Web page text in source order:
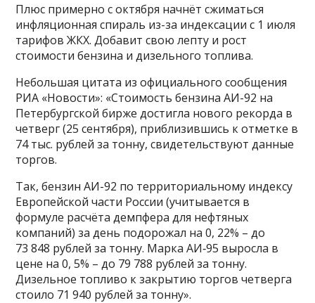
Плюс примерно с октября начнёт сжиматься
инфляционная спираль из-за индексации с 1 июля
тарифов ЖКХ. Добавит свою лепту и рост
стоимости бензина и дизельного топлива.
Небольшая цитата из официального сообщения
РИА «Новости»: «Стоимость бензина АИ-92 на
Петербургской бирже достигла нового рекорда в
четверг (25 сентября), приблизившись к отметке в
74 тыс. рублей за тонну, свидетельствуют данные
торгов.
Так, бензин АИ-92 по территориальному индексу
Европейской части России (учитывается в
формуле расчёта демпфера для нефтяных
компаний) за день подорожал на 0, 22% – до
73 848 рублей за тонну. Марка АИ‑95 выросла в
цене на 0, 5% – до 79 788 рублей за тонну.
Дизельное топливо к закрытию торгов четверга
стоило 71 940 рублей за тонну».